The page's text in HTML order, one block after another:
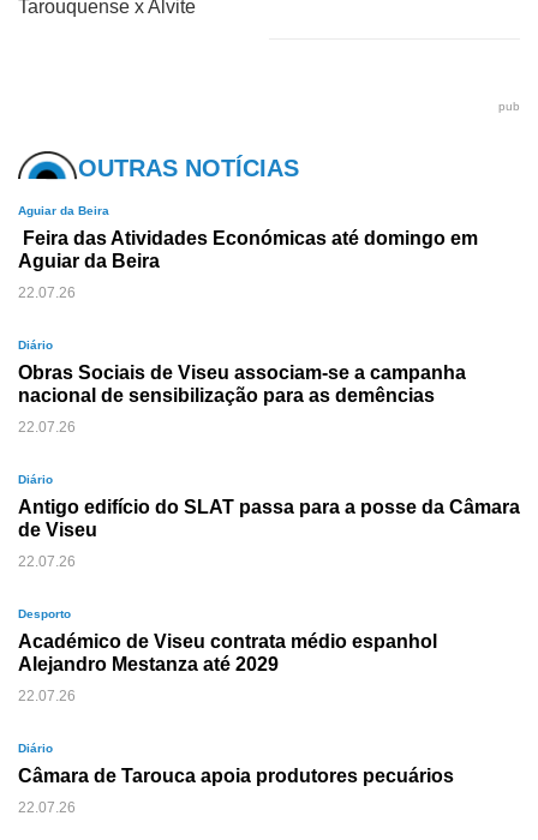
Tarouquense x Alvite
pub
OUTRAS NOTÍCIAS
Aguiar da Beira
Feira das Atividades Económicas até domingo em
Aguiar da Beira
22.07.26
Diário
Obras Sociais de Viseu associam-se a campanha
nacional de sensibilização para as demências
22.07.26
Diário
Antigo edifício do SLAT passa para a posse da Câmara
de Viseu
22.07.26
Desporto
Académico de Viseu contrata médio espanhol
Alejandro Mestanza até 2029
22.07.26
Diário
Câmara de Tarouca apoia produtores pecuários
22.07.26